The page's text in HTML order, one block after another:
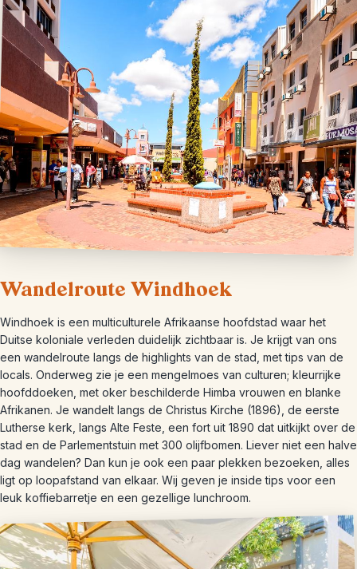
Wandelroute Windhoek
Windhoek is een multiculturele Afrikaanse hoofdstad waar het
Duitse koloniale verleden duidelijk zichtbaar is. Je krijgt van ons
een wandelroute langs de highlights van de stad, met tips van de
locals. Onderweg zie je een mengelmoes van culturen; kleurrijke
hoofddoeken, met oker beschilderde Himba vrouwen en blanke
Afrikanen. Je wandelt langs de Christus Kirche (1896), de eerste
Lutherse kerk, langs Alte Feste, een fort uit 1890 dat uitkijkt over de
stad en de Parlementstuin met 300 olijfbomen. Liever niet een halve
dag wandelen? Dan kun je ook een paar plekken bezoeken, alles
ligt op loopafstand van elkaar. Wij geven je inside tips voor een
leuk koffiebarretje en een gezellige lunchroom.